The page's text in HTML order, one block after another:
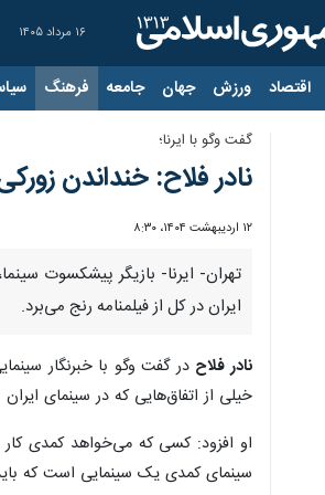
۱۶ مرداد ۱۴۰۵
اقتصاد ورزش جهان جامعه فرهنگ
گفت وگو با ایرنا؛
نادر فلاح: خنداندن
۱۲ اردیبهشت ۱۴۰۴، ۸:۳۰